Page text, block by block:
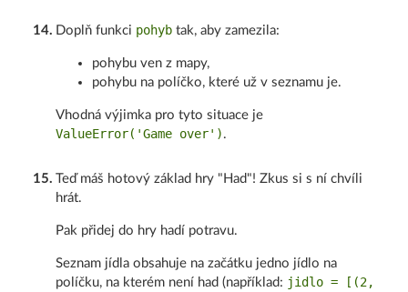
14. Doplň funkci pohyb tak, aby zamezila:
pohybu ven z mapy,
pohybu na políčko, které už v seznamu je.
Vhodná výjimka pro tyto situace je
ValueError('Game over') .
15. Teď máš hotový základ hry "Had"! Zkus si s ní chvíli
hrát.
Pak přidej do hry hadí potravu.
Seznam jídla obsahuje na začátku jedno jídlo na
políčku, na kterém není had (například: jidlo = [(2,